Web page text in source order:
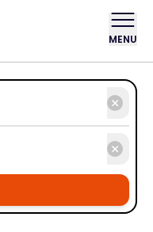
MENU